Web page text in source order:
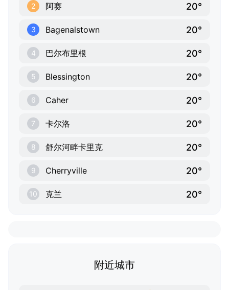
2 阿赛 20°
3 Bagenalstown 20°
4 巴尔布里根 20°
5 Blessington 20°
6 Caher 20°
7 卡尔洛 20°
8 舒尔河畔卡里克 20°
9 Cherryville 20°
10 克兰 20°
附近城市